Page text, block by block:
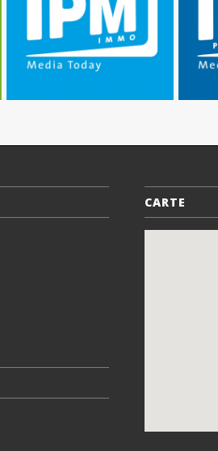
Immo Services IPM
CARTE